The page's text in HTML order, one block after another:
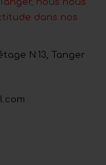
nous nous
dans nos
N:13, Tanger